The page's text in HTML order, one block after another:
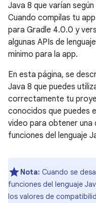
Java 8 que varían
Cuando compilas tu
para Gradle 4.0.0 y
algunas APIs de
mínimo para la app.
En esta página, se
Java 8 que puedes
correctamente tu
conocidos que puedes
video para obtener una
funciones del lenguaje
Nota: Cuando se
funciones del lenguaje
los valores de